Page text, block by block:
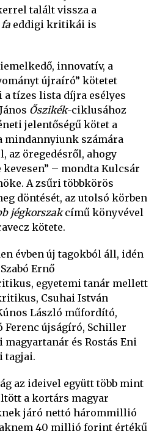
talált vissza a
eddigi kritikái is
innovatív, a
újraíró” kötetet
a tízes lista díjra esélyes
Őszikék-ciklusához
jelentőségű kötet a
mindannyiunk számára
az öregedésről, ahogy
– mondta Kulcsár
A zsűri többkörös
döntését, az utolsó körben
jégkorszakcímű könyvével
kötete.
évben új tagokból áll, idén
Ernő
egyetemi tanár mellett
Csuhai István
László műfordító,
Ferenc újságíró, Schiller
és Rostás Eni
tagjai.
az ideivel együtt több mint
a kortárs magyar
járó nettó hárommillió
40 millió forint értékű